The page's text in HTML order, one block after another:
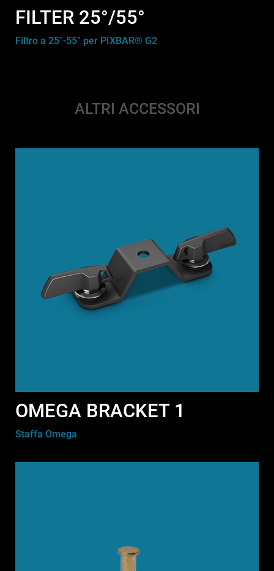
FILTER 25°/55°
Filtro a 25°-55° per PIXBAR® G2
ALTRI ACCESSORI
OMEGA BRACKET 1
Staffa Omega